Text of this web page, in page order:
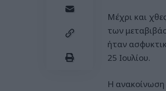
Μέχρι και
των
ήταν
25 Ιουλίου.
Η